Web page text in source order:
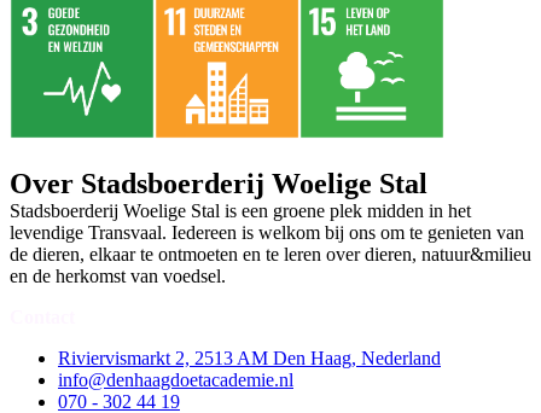
Over Stadsboerderij Woelige Stal
Stadsboerderij Woelige Stal is een groene plek midden in het
levendige Transvaal. Iedereen is welkom bij ons om te genieten van
de dieren, elkaar te ontmoeten en te leren over dieren, natuur&milieu
en de herkomst van voedsel.
Riviervismarkt 2, 2513 AM Den Haag, Nederland
info@denhaagdoetacademie.nl
070 - 302 44 19